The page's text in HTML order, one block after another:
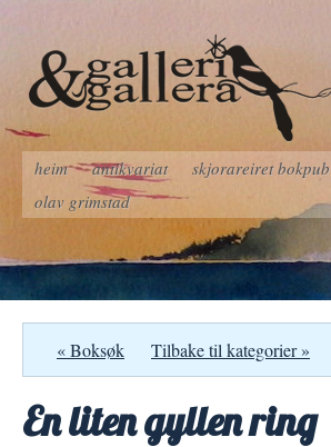
heim antikvariat skjorareiret bokpub
olav grimstad
« Boksøk Tilbake til kategorier »
En liten gyllen ring